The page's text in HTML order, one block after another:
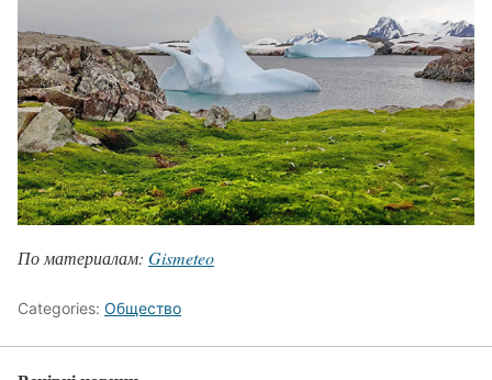
По материалам: Gismeteo
Categories: Общество